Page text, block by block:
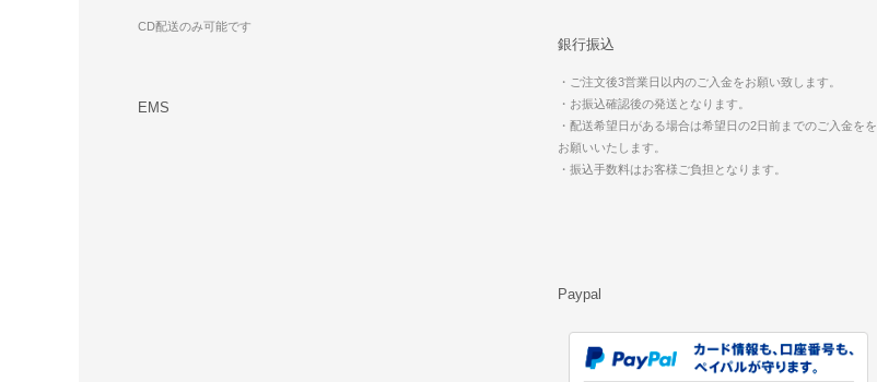
CD配送のみ可能です
EMS
銀行振込
・ご注文後3営業日以内のご入金をお願い致します。
・お振込確認後の発送となります。
・配送希望日がある場合は希望日の2日前までのご入金をを
お願いいたします。
・振込手数料はお客様ご負担となります。
Paypal